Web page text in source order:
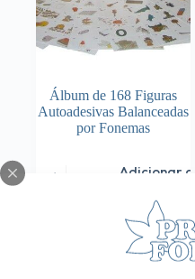
Álbum de 168 Figuras
Autoadesivas Balanceadas
por Fonemas
R$
Adicionar ao